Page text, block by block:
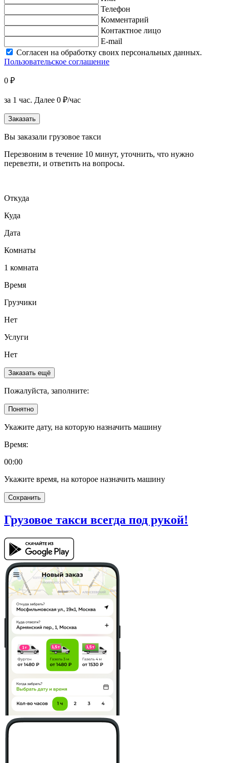
Телефон
Комментарий
Контактное лицо
E-mail
Согласен на обработку своих персональных данных.
Пользовательское соглашение
0 ₽
за 1 час. Далее 0 ₽/час
Заказать
Вы заказали грузовое такси
Перезвоним в течение 10 минут, уточнить, что нужно
перевезти, и ответить на вопросы.
Откуда
Куда
Дата
Комнаты
1 комната
Время
Грузчики
Нет
Услуги
Нет
Заказать ещё
Пожалуйста, заполните:
Понятно
Укажите дату, на которую назначить машину
Время:
00:00
Укажите время, на которое назначить машину
Сохранить
Грузовое такси всегда под рукой!